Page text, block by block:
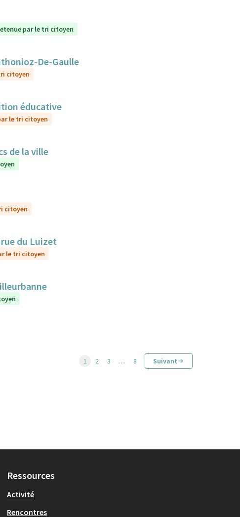
par le tri citoyen
De-Gaulle
citoyen
éducative
le tri citoyen
de la ville
citoyen
du Luizet
le tri citoyen
1 2 3 … 8 Suivant
Ressources
Activité
Rencontres